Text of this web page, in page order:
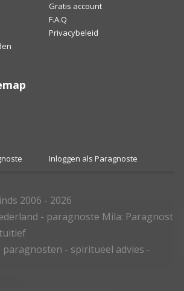
Gratis account
F.A.Q
Privacybeleid
Inloggen als Paragnoste
2006 - 2026
- paragnoste Mila: Paragnost
- spiritueel advies -